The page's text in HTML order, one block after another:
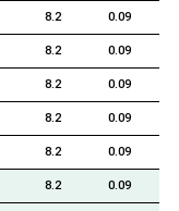
8.2 0.09
8.2 0.09
8.2 0.09
8.2 0.09
8.2 0.09
8.2 0.09